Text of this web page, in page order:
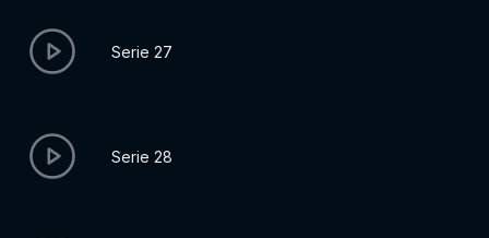
Serie 27
Serie 28